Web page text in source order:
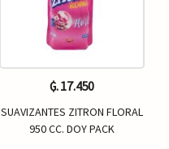
₲. 17.450
SUAVIZANTES ZITRON FLORAL
950 CC. DOY PACK